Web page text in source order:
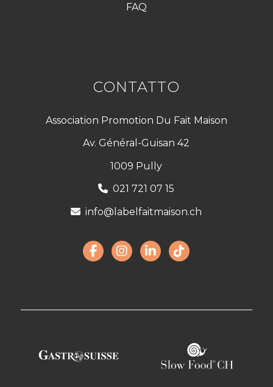
FAQ
CONTATTO
Association Promotion Du Fait Maison
Av. Général-Guisan 42
1009 Pully
021 721 07 15
info@labelfaitmaison.ch